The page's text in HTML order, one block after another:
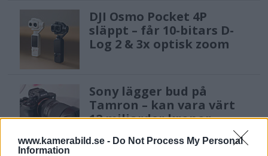
www.kamerabild.se - Do Not Process My Personal
Information
DJI Osmo Pocket 4P
släppt – får 10-bitars D-
Log 2 & 3x optisk zoom
Sony lägger bud på
Tamron – kan vara värt
12 miljarder kronor